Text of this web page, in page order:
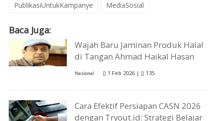
PublikasiUntukKampanye MediaSosial
Baca Juga:
Wajah Baru Jaminan Produk Halal
di Tangan Ahmad Haikal Hasan
Nasional 1 Feb 2026 | 135
Cara Efektif Persiapan CASN 2026
dengan Tryout.id: Strategi Belajar